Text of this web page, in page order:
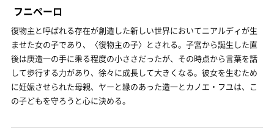
フニペーロ
復物主と呼ばれる存在が創造した新しい世界においてニアルディが生
ませた女の子であり、〈復物主の子〉とされる。子宮から誕生した直
後は庚造一の手に乘る程度の小ささだったが、その時点から言葉を話
して歩行する力があり、徐々に成長して大きくなる。彼女を生むため
に妊娠させられた母親、ヤーと縁のあった造一とカノエ・フユは、こ
の子どもを守ろうと心に決める。